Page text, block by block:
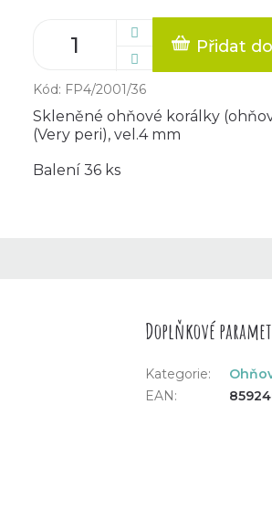
Přidat
Kód: FP4/2001/36
Skleněné ohňové korálky
(Very peri), vel.4 mm
Balení 36 ks
Doplňkové
Kategorie:
EAN: